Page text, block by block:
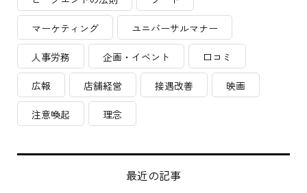
ピークエンドの法則 フード
マーケティング ユニバーサルマナー
人事労務 企画・イベント 口コミ
広報 店舗経営 接遇改善 映画
注意喚起 理念
最近の記事